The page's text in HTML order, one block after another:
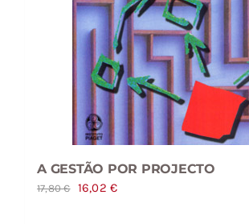
A GESTÃO POR PROJECTO
17,80€
O
16,02€O